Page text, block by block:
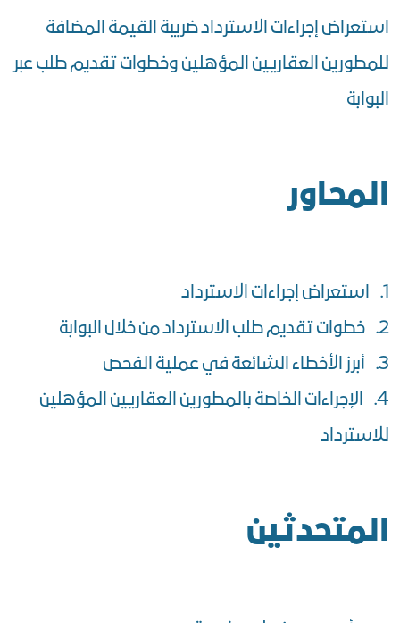
استعراض إجراءات الاسترداد ضريبة القيمة المضافة
للمطورين العقاريين المؤهلين وخطوات تقديم طلب عبر
البوابة
المحاور
1. استعراض إجراءات الاسترداد
2. خطوات تقديم طلب الاسترداد من خلال البوابة
3. أبرز الأخطاء الشائعة في عملية الفحص
4. الإجراءات الخاصة بالمطورين العقاريين المؤهلين
للاسترداد
المتحدثين